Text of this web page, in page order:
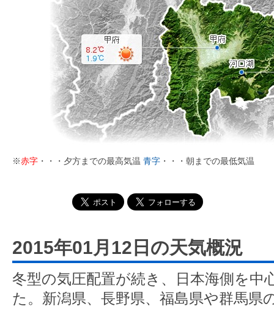
※赤字 ・・・夕方までの最高気温 青字 ・・・朝までの最低気温
2015年01月12日の天気概況
冬型の気圧配置が続き、日本海側を中
た。新潟県、長野県、福島県や群馬県